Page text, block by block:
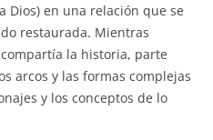
Dios) en una relación que se
restaurada. Mientras
la historia, parte
arcos y las formas complejas
y los conceptos de lo